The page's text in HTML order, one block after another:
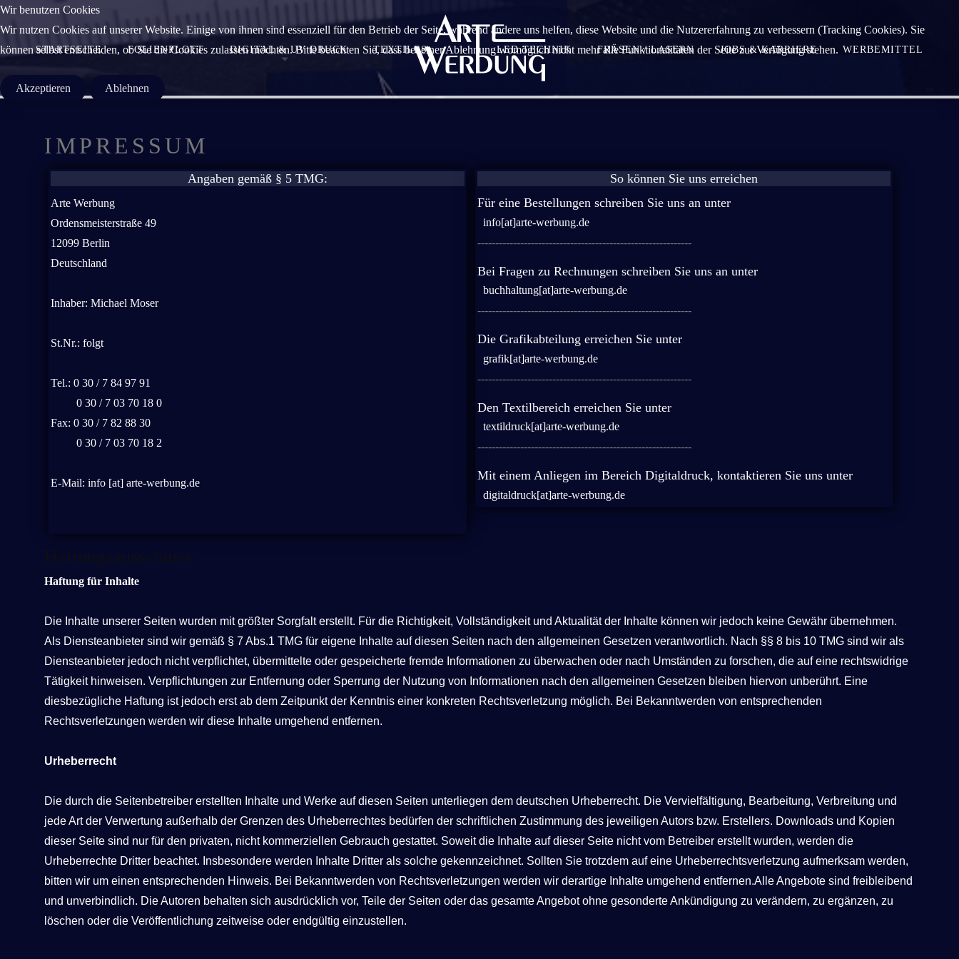
STARTSEITE FOLIENPLOTT DIGITAL & UV DRUCK TEXTILES LED TECHNIK FRÄSEN / LASERN JOBS & KARRIERE WERBEMITTEL
IMPRESSUM
Angaben gemäß § 5 TMG:
Arte Werbung
Ordensmeisterstraße 49
12099 Berlin
Deutschland
Inhaber: Michael Moser
St.Nr.: folgt
Tel.: 0 30 / 7 84 97 91
0 30 / 7 03 70 18 0
Fax: 0 30 / 7 82 88 30
0 30 / 7 03 70 18 2
E-Mail: info [at] arte-werbung.de
So können Sie uns erreichen
Für eine Bestellungen schreiben Sie uns an unter
info[at]arte-werbung.de
------------------------------------------------------------
Bei Fragen zu Rechnungen schreiben Sie uns an unter
buchhaltung[at]arte-werbung.de
------------------------------------------------------------
Die Grafikabteilung erreichen Sie unter
grafik[at]arte-werbung.de
------------------------------------------------------------
Den Textilbereich erreichen Sie unter
textildruck[at]arte-werbung.de
------------------------------------------------------------
Mit einem Anliegen im Bereich Digitaldruck, kontaktieren Sie uns unter
digitaldruck[at]arte-werbung.de
Haftungsausschluss:
Haftung für Inhalte
Die Inhalte unserer Seiten wurden mit größter Sorgfalt erstellt. Für die Richtigkeit, Vollständigkeit und Aktualität der Inhalte können wir jedoch keine Gewähr übernehmen.
Als Diensteanbieter sind wir gemäß § 7 Abs.1 TMG für eigene Inhalte auf diesen Seiten nach den allgemeinen Gesetzen verantwortlich. Nach §§ 8 bis 10 TMG sind wir als
Diensteanbieter jedoch nicht verpflichtet, übermittelte oder gespeicherte fremde Informationen zu überwachen oder nach Umständen zu forschen, die auf eine rechtswidrige
Tätigkeit hinweisen. Verpflichtungen zur Entfernung oder Sperrung der Nutzung von Informationen nach den allgemeinen Gesetzen bleiben hiervon unberührt. Eine
diesbezügliche Haftung ist jedoch erst ab dem Zeitpunkt der Kenntnis einer konkreten Rechtsverletzung möglich. Bei Bekanntwerden von entsprechenden
Rechtsverletzungen werden wir diese Inhalte umgehend entfernen.
Urheberrecht
Die durch die Seitenbetreiber erstellten Inhalte und Werke auf diesen Seiten unterliegen dem deutschen Urheberrecht. Die Vervielfältigung, Bearbeitung, Verbreitung und
jede Art der Verwertung außerhalb der Grenzen des Urheberrechtes bedürfen der schriftlichen Zustimmung des jeweiligen Autors bzw. Erstellers. Downloads und Kopien
dieser Seite sind nur für den privaten, nicht kommerziellen Gebrauch gestattet. Soweit die Inhalte auf dieser Seite nicht vom Betreiber erstellt wurden, werden die
Urheberrechte Dritter beachtet. Insbesondere werden Inhalte Dritter als solche gekennzeichnet. Sollten Sie trotzdem auf eine Urheberrechtsverletzung aufmerksam werden,
bitten wir um einen entsprechenden Hinweis. Bei Bekanntwerden von Rechtsverletzungen werden wir derartige Inhalte umgehend entfernen.Alle Angebote sind freibleibend
und unverbindlich. Die Autoren behalten sich ausdrücklich vor, Teile der Seiten oder das gesamte Angebot ohne gesonderte Ankündigung zu verändern, zu ergänzen, zu
löschen oder die Veröffentlichung zeitweise oder endgültig einzustellen.
Wir benutzen Cookies
Wir nutzen Cookies auf unserer Website. Einige von ihnen sind essenziell für den Betrieb der Seite, während andere uns helfen, diese Website und die Nutzererfahrung zu verbessern (Tracking Cookies). Sie
können selbst entscheiden, ob Sie die Cookies zulassen möchten. Bitte beachten Sie, dass bei einer Ablehnung womöglich nicht mehr alle Funktionalitäten der Seite zur Verfügung stehen.
Akzeptieren Ablehnen